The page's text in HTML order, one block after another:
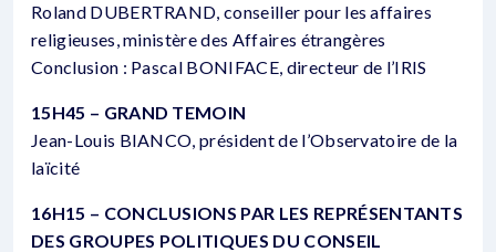
Roland DUBERTRAND, conseiller pour les affaires
religieuses, ministère des Affaires étrangères
Conclusion : Pascal BONIFACE, directeur de l’IRIS
15H45 – GRAND TEMOIN
Jean-Louis BIANCO, président de l’Observatoire de la
laïcité
16H15 – CONCLUSIONS PAR LES REPRÉSENTANTS
DES GROUPES POLITIQUES DU CONSEIL